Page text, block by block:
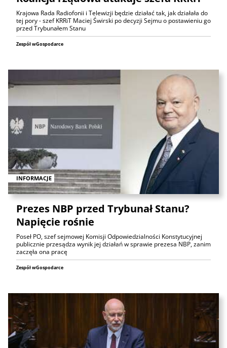
Krajowa Rada Radiofonii i Telewizji będzie działać tak, jak działała do
tej pory - szef KRRiT Maciej Świrski po decyzji Sejmu o postawieniu go
przed Trybunałem Stanu
Zespół wGospodarce
INFORMACJE
Prezes NBP przed Trybunał Stanu?
Napięcie rośnie
Poseł PO, szef sejmowej Komisji Odpowiedzialności Konstytucyjnej
publicznie przesądza wynik jej działań w sprawie prezesa NBP, zanim
zaczęła ona pracę
Zespół wGospodarce